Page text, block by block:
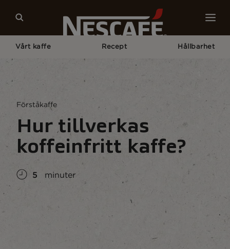
Vårt kaffe Recept Hållbarhet
Hur Framställs Koffeinfritt Kaffe?
Förståkaffe
Hur tillverkas
koffeinfritt kaffe?
5 minuter